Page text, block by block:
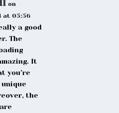
on
at 05:56
a good
The
It
you’re
unique
the